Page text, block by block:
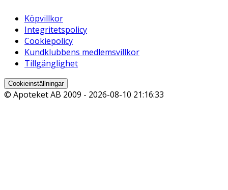
Köpvillkor
Integritetspolicy
Cookiepolicy
Kundklubbens medlemsvillkor
Tillgänglighet
Cookieinställningar
© Apoteket AB 2009 - 2026-08-10 21:16:33